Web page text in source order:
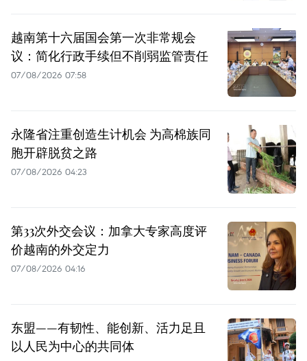
越南第十六届国会第一次非常规会
议：简化行政手续但不削弱监管责任
07/08/2026 07:58
永隆省注重创造生计机会 为高棉族同
胞开辟脱贫之路
07/08/2026 04:23
第33次外交会议：加拿大专家高度评
价越南的外交定力
07/08/2026 04:16
东盟——有韧性、能创新、活力足且
以人民为中心的共同体